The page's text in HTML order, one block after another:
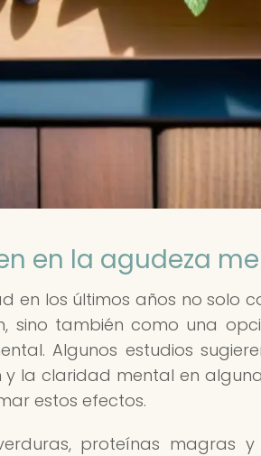
en la agudeza
en los últimos años no solo
sino también como una
Algunos estudios
la claridad mental en
estos efectos.
proteínas magras